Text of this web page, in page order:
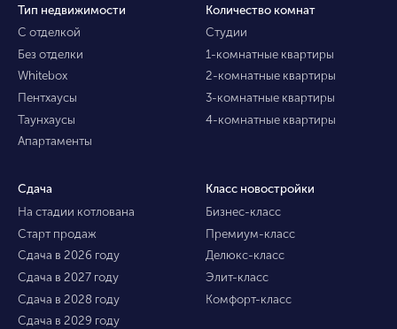
Тип недвижимости
С отделкой
Без отделки
Whitebox
Пентхаусы
Таунхаусы
Апартаменты
Количество комнат
Студии
1-комнатные квартиры
2-комнатные квартиры
3-комнатные квартиры
4-комнатные квартиры
Сдача
На стадии котлована
Старт продаж
Сдача в 2026 году
Сдача в 2027 году
Сдача в 2028 году
Сдача в 2029 году
Класс новостройки
Бизнес-класс
Премиум-класс
Делюкс-класс
Элит-класс
Комфорт-класс